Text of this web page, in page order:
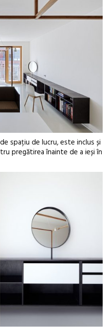
spațiu de lucru, este inclus și
pregătirea înainte de a ieși în